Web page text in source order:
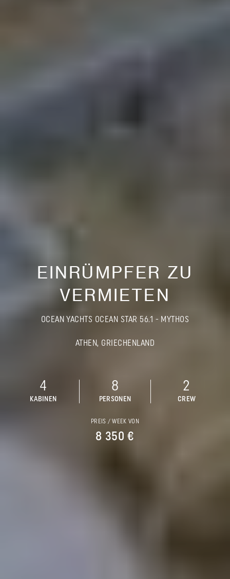
EINRÜMPFER ZU
VERMIETEN
OCEAN YACHTS OCEAN STAR 56.1 - MYTHOS
ATHEN, GRIECHENLAND
4
KABINEN
8
PERSONEN
2
CREW
PREIS / WEEK VON
8 350 €